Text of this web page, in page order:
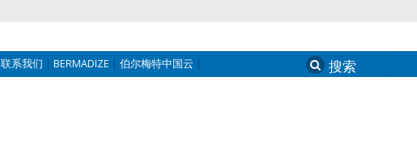
联系我们 BERMADIZE 伯尔梅特中国云 Search
for: